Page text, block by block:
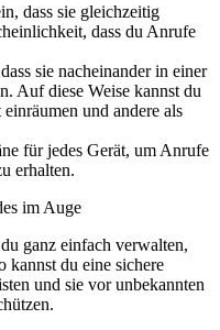
dass sie gleichzeitig
dass du Anrufe
sie nacheinander in einer
Auf diese Weise kannst du
und andere als
für jedes Gerät, um Anrufe
erhalten.
im Auge
ganz einfach verwalten,
kannst du eine sichere
und sie vor unbekannten